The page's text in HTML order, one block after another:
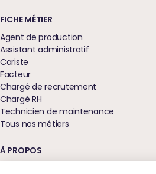
FICHE MÉTIER
Agent de production
Assistant administratif
Cariste
Facteur
Chargé de recrutement
Chargé RH
Technicien de maintenance
Tous nos métiers
À PROPOS